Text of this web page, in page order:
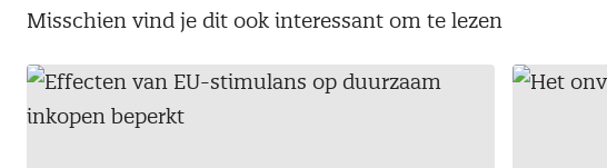
Misschien vind je dit ook interessant om te lezen